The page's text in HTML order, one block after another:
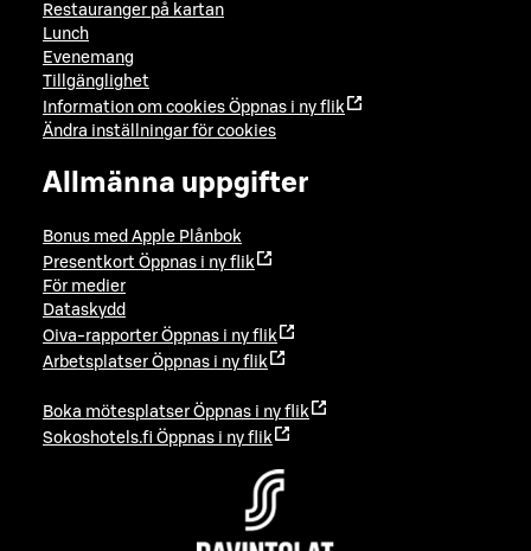
Restauranger på kartan
Lunch
Evenemang
Tillgänglighet
Information om cookies Öppnas i ny flik
Ändra inställningar för cookies
Allmänna uppgifter
Bonus med Apple Plånbok
Presentkort Öppnas i ny flik
För medier
Dataskydd
Oiva-rapporter Öppnas i ny flik
Arbetsplatser Öppnas i ny flik
Boka mötesplatser Öppnas i ny flik
Sokoshotels.fi Öppnas i ny flik